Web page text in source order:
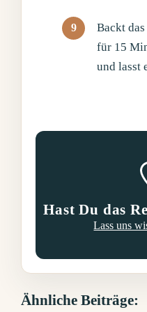
Backt
für 15
und lasst
Hast Du das
Lass uns
Ähnliche Beiträge: